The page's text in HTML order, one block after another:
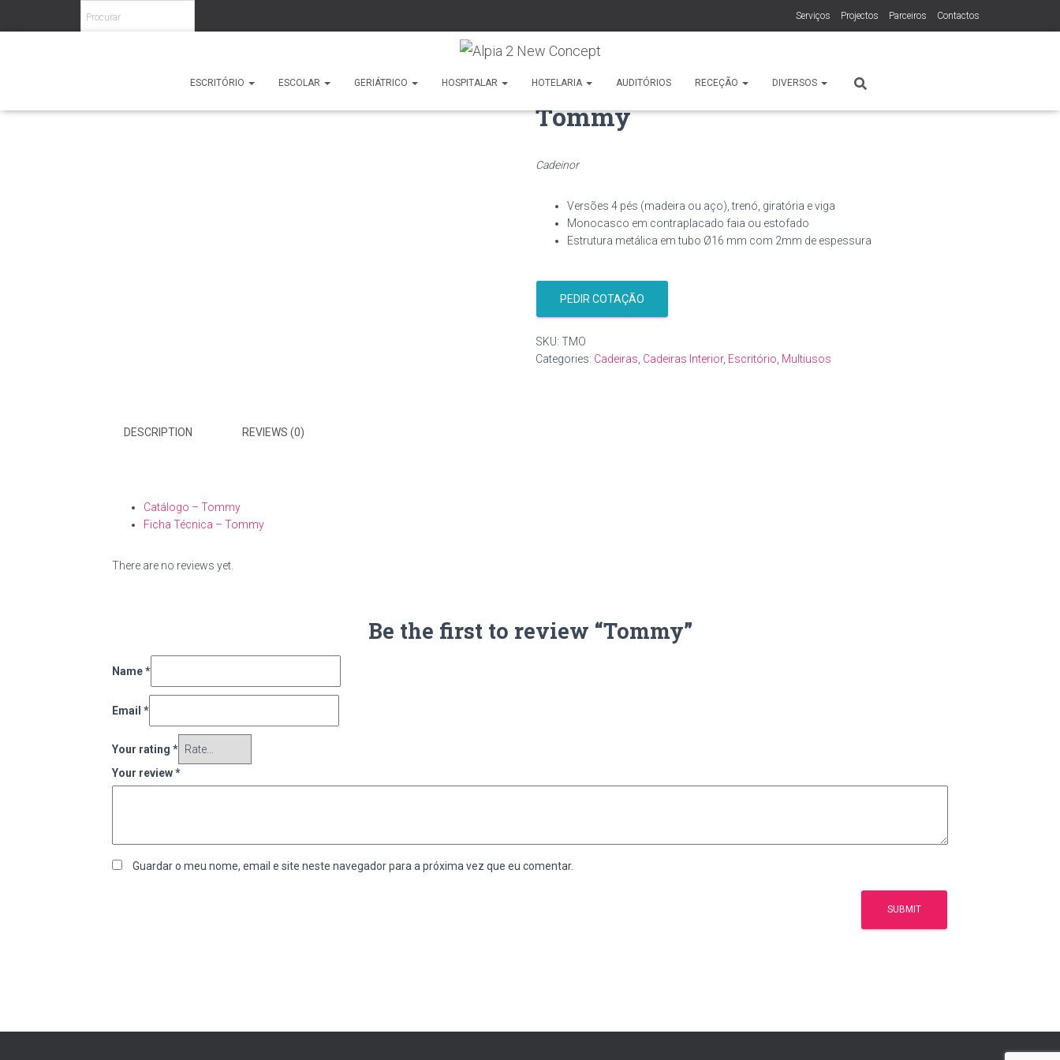
Serviços Projectos Parceiros Contactos
ESCRITÓRIO ESCOLAR GERIÁTRICO HOSPITALAR HOTELARIA AUDITÓRIOS RECEÇÃO DIVERSOS
Tommy
Cadeinor
Versões 4 pés (madeira ou aço), trenó, giratória e viga
Monocasco em contraplacado faia ou estofado
Estrutura metálica em tubo Ø16 mm com 2mm de espessura
PEDIR COTAÇÃO
SKU: TMO
Categories: Cadeiras Cadeiras Interior, Escritório Multiusos
DESCRIPTION REVIEWS (0)
Catálogo – Tommy
Ficha Técnica – Tommy
There are no reviews yet.
Be the first to review “Tommy”
Name*
Email *
Your rating *
Your review*
Guardar o meu nome, email e site neste navegador para a próxima vez que eu comentar.